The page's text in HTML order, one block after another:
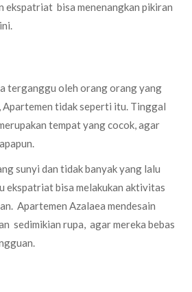
ekspatriat bisa menenangkan pikiran
terganggu oleh orang orang yang
tidak seperti itu. Tinggal
tempat yang cocok, agar
sunyi dan tidak banyak yang lalu
ekspatriat bisa melakukan aktivitas
Apartemen Azalaea mendesain
sedimikian rupa, agar mereka bebas